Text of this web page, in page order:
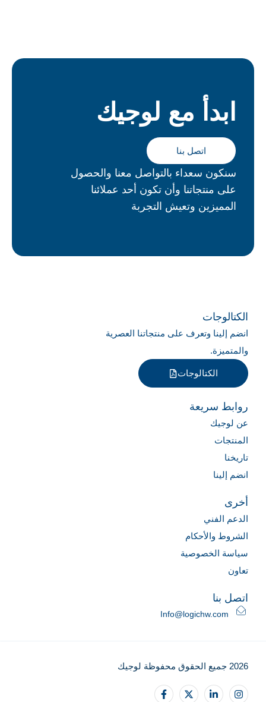
ابدأ مع لوجيك
اتصل بنا
سنكون سعداء بالتواصل معنا والحصول
على منتجاتنا وأن تكون أحد عملائنا
المميزين وتعيش التجربة
الكتالوجات
انضم إلينا وتعرف على منتجاتنا العصرية
والمتميزة.
الكتالوجات
روابط سريعة
عن لوجيك
المنتجات
تاريخنا
انضم إلينا
أخرى
الدعم الفني
الشروط والأحكام
سياسة الخصوصية
تعاون
اتصل بنا
Info@logichw.com
2026 جميع الحقوق محفوظة لوجيك